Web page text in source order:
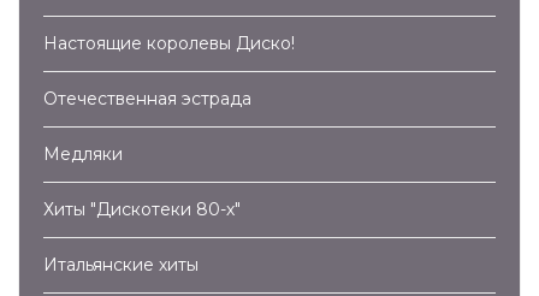
Настоящие королевы Диско!
Отечественная эстрада
Медляки
Хиты "Дискотеки 80-х"
Итальянские хиты